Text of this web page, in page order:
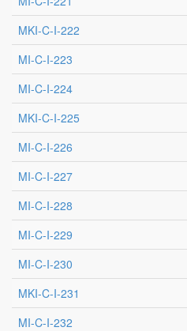
MKI-C-I-222
MI-C-I-223
MI-C-I-224
MKI-C-I-225
MI-C-I-226
MI-C-I-227
MI-C-I-228
MI-C-I-229
MI-C-I-230
MKI-C-I-231
MI-C-I-232